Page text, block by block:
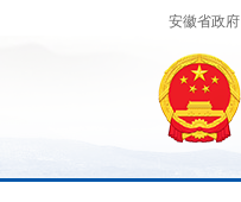
安徽省政府